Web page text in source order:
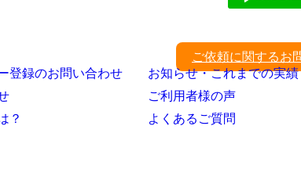
ご依頼に関するお
登録のお問い合わせ
？
お知らせ・これまでの実績
ご利用者様の声
よくあるご質問